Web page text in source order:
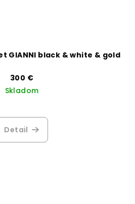
GIANNI black & white & gold
300 €
Skladom
Detail